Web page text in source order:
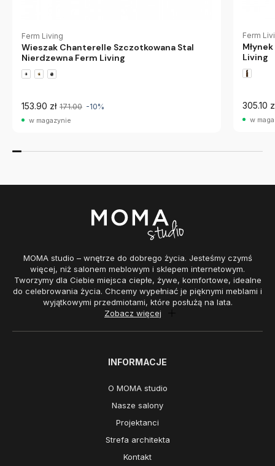
Ferm Living
Wieszak Chanterelle Szczotkowana Stal
Nierdzewna Ferm Living
153.90 zł 171.00 -10%
w magazynie
Ferm
Living
305.10
w
MOMA studio – wnętrze do dobrego życia. Jesteśmy czymś
więcej, niż salonem meblowym i sklepem internetowym.
Tworzymy dla Ciebie miejsca ciepłe, żywe, komfortowe, idealne
do celebrowania życia. Chcemy wypełniać je pięknymi meblami i
wyjątkowymi przedmiotami, które posłużą na lata.
Zobacz więcej
INFORMACJE
O MOMA studio
Nasze salony
Projektanci
Strefa architekta
Kontakt